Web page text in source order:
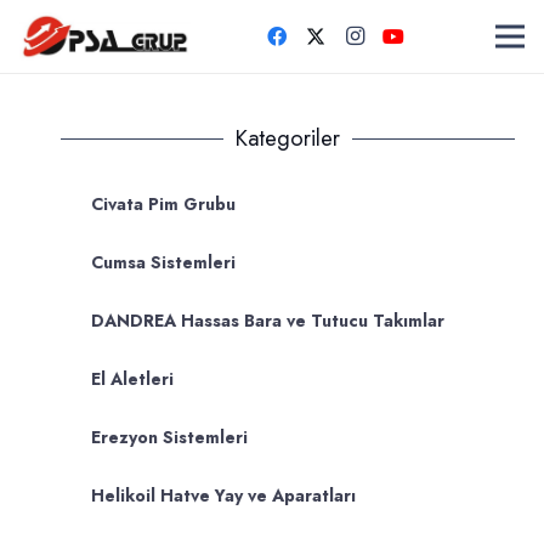
Kategoriler
Civata Pim Grubu
Cumsa Sistemleri
DANDREA Hassas Bara ve Tutucu Takımlar
El Aletleri
Erezyon Sistemleri
Helikoil Hatve Yay ve Aparatları